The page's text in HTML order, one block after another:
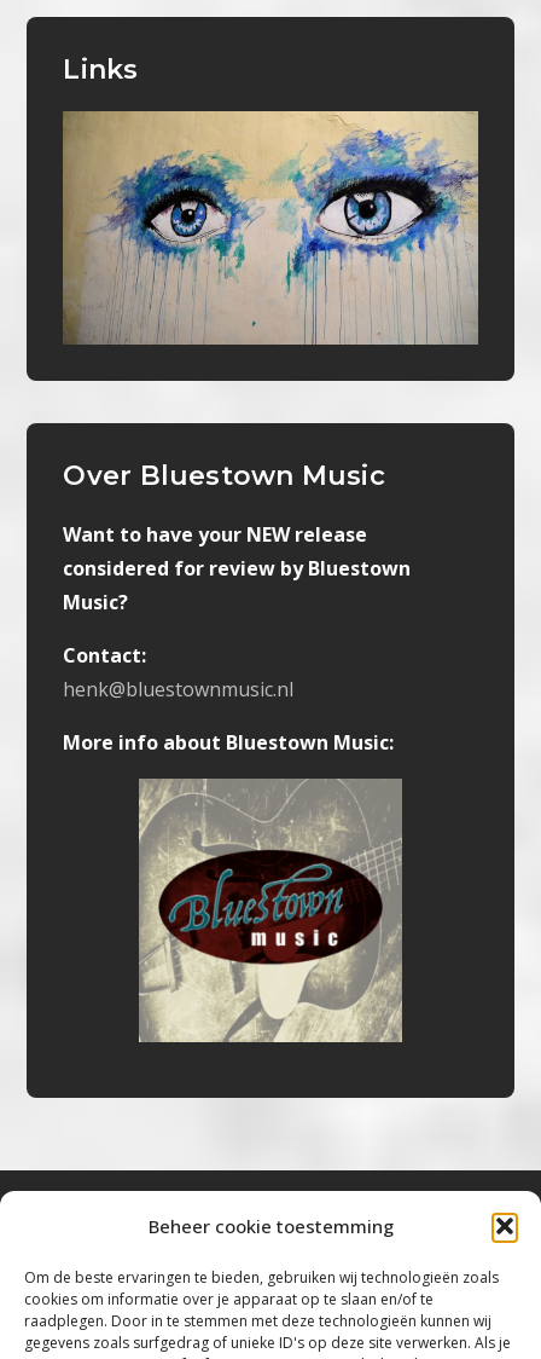
Beheer cookie toestemming
Om de beste ervaringen te bieden, gebruiken wij technologieën zoals
cookies om informatie over je apparaat op te slaan en/of te
raadplegen. Door in te stemmen met deze technologieën kunnen wij
gegevens zoals surfgedrag of unieke ID's op deze site verwerken. Als je
Links
Over Bluestown Music
Want to have your NEW release
considered for review by Bluestown
Music?
Contact:
henk@bluestownmusic.nl
More info about Bluestown Music:
“Voor de mooiste Blues, Rock, Roots &
Americana”